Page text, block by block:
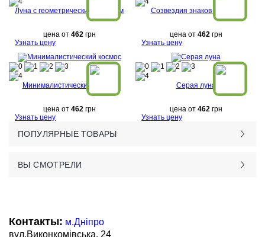
Луна с геометрическим принтом
цена от 462грн
Узнать цену
Созвездия знаков Зодиака
цена от 462грн
Узнать цену
Минималистический космос
цена от 462грн
Узнать цену
Серая луна
цена от 462грн
Узнать цену
ПОПУЛЯРНЫЕ ТОВАРЫ
ВЫ СМОТРЕЛИ
Контакты: м.Дніпро
вул.Виконкомівська, 24